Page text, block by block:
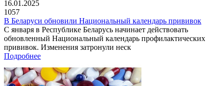
16.01.2025
1057
В Беларуси обновили Национальный календарь прививок
С января в Республике Беларусь начинает действовать
обновленный Национальный календарь профилактических
прививок. Изменения затронули неск
Подробнее